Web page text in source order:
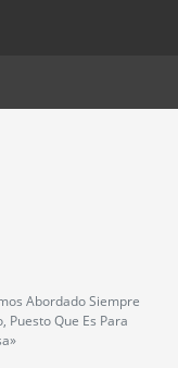
finestra.
Abordado Siempre
Puesto Que Es Para